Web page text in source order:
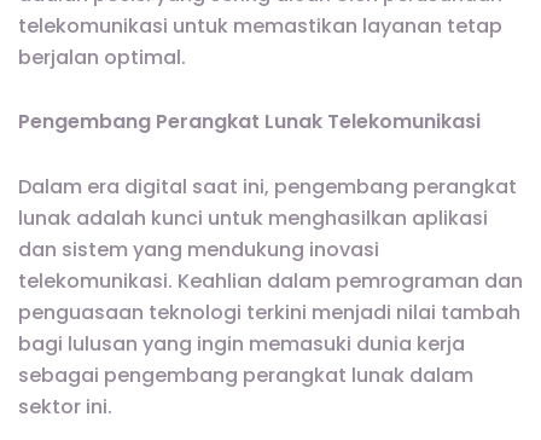
telekomunikasi untuk memastikan layanan tetap
berjalan optimal.
Pengembang Perangkat Lunak Telekomunikasi
Dalam era digital saat ini, pengembang perangkat
lunak adalah kunci untuk menghasilkan aplikasi
dan sistem yang mendukung inovasi
telekomunikasi. Keahlian dalam pemrograman dan
penguasaan teknologi terkini menjadi nilai tambah
bagi lulusan yang ingin memasuki dunia kerja
sebagai pengembang perangkat lunak dalam
sektor ini.